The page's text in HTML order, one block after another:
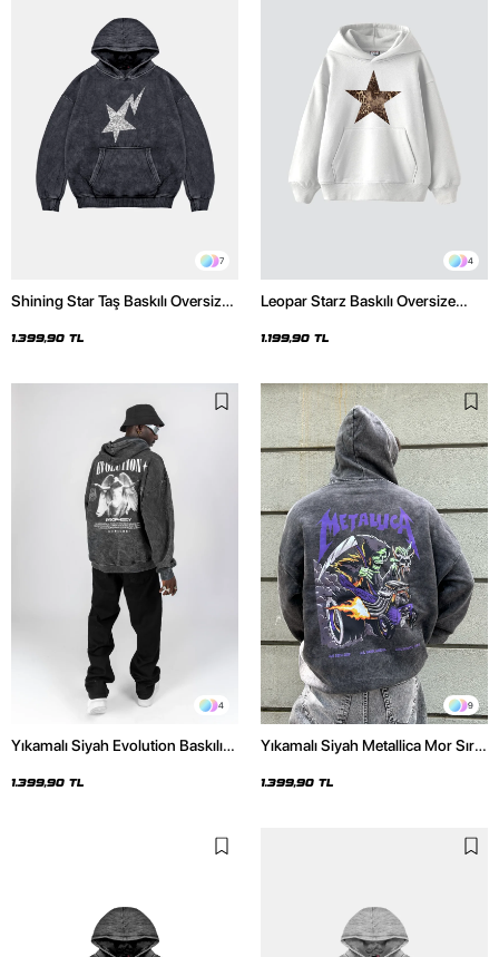
7
Shining Star Taş Baskılı Oversize
Hoodie
1.399,90 TL
4
Leopar Starz Baskılı Oversize
1.199,90 TL
4
Yıkamalı Siyah Evolution Baskılı
Hoodie
1.399,90 TL
9
Yıkamalı Siyah Metallica Mor Sırt
Hoodie
1.399,90 TL